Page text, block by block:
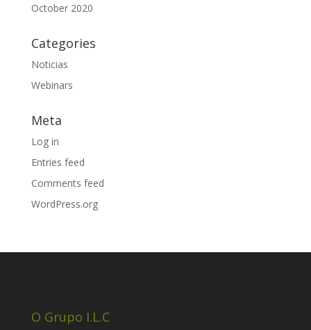
October 2020
Categories
Noticias
Webinars
Meta
Log in
Entries feed
Comments feed
WordPress.org
O Grupo I.L.C